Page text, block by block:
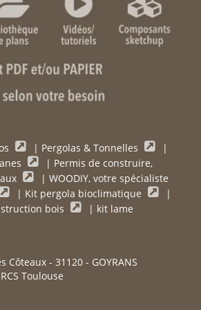
| Pergolas & Tonnelles
|
| Permis de construire,
| WOODIY, votre spécialiste
| Kit pergola bioclimatique
|
bois | kit lame
Côteaux - 31120 - GOYRANS
Toulouse